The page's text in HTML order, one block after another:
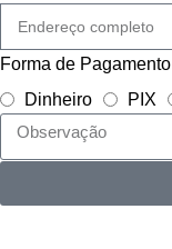
Forma de Pagamento
Dinheiro
PIX